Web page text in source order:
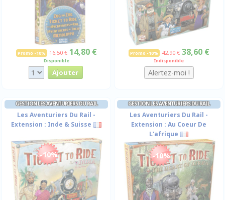
Promo -10% 16,50 € 14,80 €
Disponible
Promo -10% 42,90 € 38,60 €
Indisponible
GESTION LES AVENTURIERS DU RAIL
Les Aventuriers Du Rail -
Extension : Inde & Suisse
-10%
GESTION LES AVENTURIERS DU RAIL
Les Aventuriers Du Rail -
Extension : Au Coeur De
L'afrique
-10%